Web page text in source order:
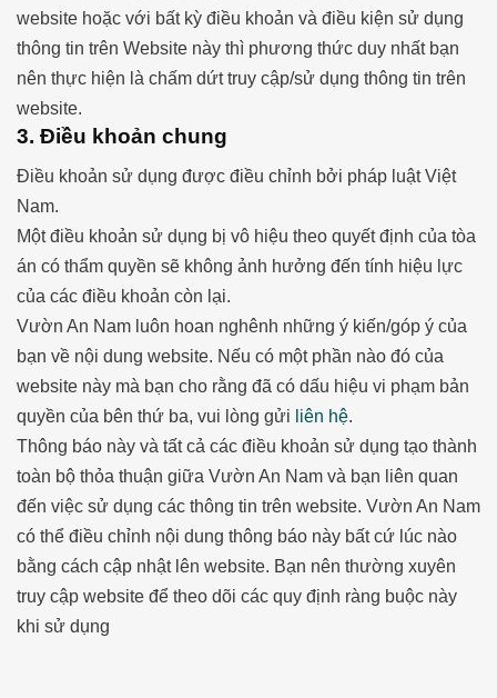
website hoặc với bất kỳ điều khoản và điều kiện sử dụng
thông tin trên Website này thì phương thức duy nhất bạn
nên thực hiện là chấm dứt truy cập/sử dụng thông tin trên
website.
3. Điều khoản chung
Điều khoản sử dụng được điều chỉnh bởi pháp luật Việt
Nam.
Một điều khoản sử dụng bị vô hiệu theo quyết định của tòa
án có thẩm quyền sẽ không ảnh hưởng đến tính hiệu lực
của các điều khoản còn lại.
Vườn An Nam luôn hoan nghênh những ý kiến/góp ý của
bạn về nội dung website. Nếu có một phần nào đó của
website này mà bạn cho rằng đã có dấu hiệu vi phạm bản
quyền của bên thứ ba, vui lòng gửi liên hệ.
Thông báo này và tất cả các điều khoản sử dụng tạo thành
toàn bộ thỏa thuận giữa Vườn An Nam và bạn liên quan
đến việc sử dụng các thông tin trên website. Vườn An Nam
có thể điều chỉnh nội dung thông báo này bất cứ lúc nào
bằng cách cập nhật lên website. Bạn nên thường xuyên
truy cập website để theo dõi các quy định ràng buộc này
khi sử dụng